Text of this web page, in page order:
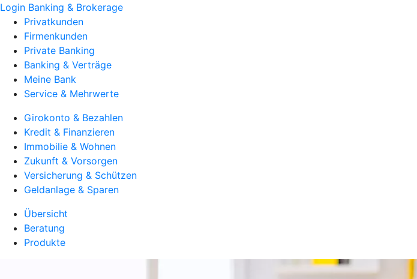
Login Banking & Brokerage
Privatkunden
Firmenkunden
Private Banking
Banking & Verträge
Meine Bank
Service & Mehrwerte
Girokonto & Bezahlen
Kredit & Finanzieren
Immobilie & Wohnen
Zukunft & Vorsorgen
Versicherung & Schützen
Geldanlage & Sparen
Übersicht
Beratung
Produkte